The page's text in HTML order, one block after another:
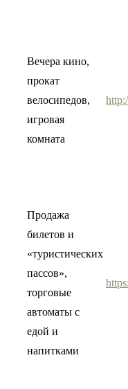
Вечера кино,
прокат
велосипедов,
игровая
комната
Продажа
билетов и
«туристических
пассов»,
торговые
автоматы с
едой и
напитками